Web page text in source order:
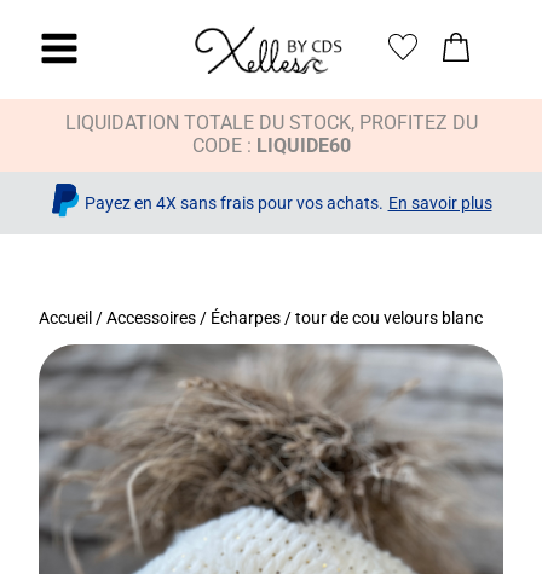
LIQUIDATION TOTALE DU STOCK, PROFITEZ DU
CODE : LIQUIDE60
Payez en 4X sans frais pour vos achats. En savoir plus
Accueil /Accessoires / Écharpes / tour de cou velours blanc